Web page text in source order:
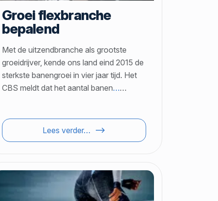
Groei flexbranche
bepalend
Met de uitzendbranche als grootste
groeidrijver, kende ons land eind 2015 de
sterkste banengroei in vier jaar tijd. Het
CBS meldt dat het aantal banen……
Lees verder…